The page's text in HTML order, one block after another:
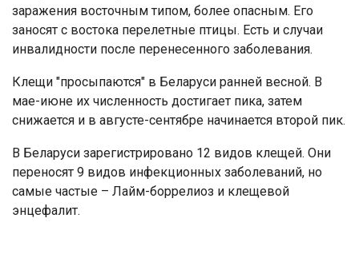
заражения восточным типом, более опасным. Его
заносят с востока перелетные птицы. Есть и случаи
инвалидности после перенесенного заболевания.
Клещи "просыпаются" в Беларуси ранней весной. В
мае-июне их численность достигает пика, затем
снижается и в августе-сентябре начинается второй пик.
В Беларуси зарегистрировано 12 видов клещей. Они
переносят 9 видов инфекционных заболеваний, но
самые частые – Лайм-боррелиоз и клещевой
энцефалит.